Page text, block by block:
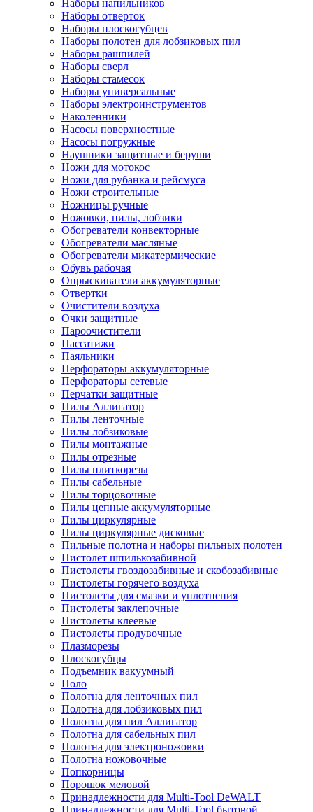
Наборы напильников
Наборы отверток
Наборы плоскогубцев
Наборы полотен для лобзиковых пил
Наборы рашпилей
Наборы сверл
Наборы стамесок
Наборы универсальные
Наборы электроинструментов
Наколенники
Насосы поверхностные
Насосы погружные
Наушники защитные и беруши
Ножи для мотокос
Ножи для рубанка и рейсмуса
Ножи строительные
Ножницы ручные
Ножовки, пилы, лобзики
Обогреватели конвекторные
Обогреватели масляные
Обогреватели микатермические
Обувь рабочая
Опрыскиватели аккумуляторные
Отвертки
Очистители воздуха
Очки защитные
Пароочистители
Пассатижи
Паяльники
Перфораторы аккумуляторные
Перфораторы сетевые
Перчатки защитные
Пилы Аллигатор
Пилы ленточные
Пилы лобзиковые
Пилы монтажные
Пилы отрезные
Пилы плиткорезы
Пилы сабельные
Пилы торцовочные
Пилы цепные аккумуляторные
Пилы циркулярные
Пилы циркулярные дисковые
Пильные полотна и наборы пильных полотен
Пистолет шпилькозабивной
Пистолеты гвоздозабивные и скобозабивные
Пистолеты горячего воздуха
Пистолеты для смазки и уплотнения
Пистолеты заклепочные
Пистолеты клеевые
Пистолеты продувочные
Плазморезы
Плоскогубцы
Подъемник вакуумный
Поло
Полотна для ленточных пил
Полотна для лобзиковых пил
Полотна для пил Аллигатор
Полотна для сабельных пил
Полотна для электроножовки
Полотна ножовочные
Попкорницы
Порошок меловой
Принадлежности для Multi-Tool DeWALT
Принадлежности для Multi-Tool бытовой